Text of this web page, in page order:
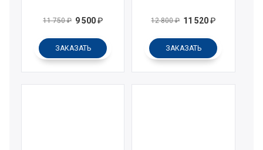
11 750₽ 9 500₽
ЗАКАЗАТЬ
12 800₽ 11 520₽
ЗАКАЗАТЬ